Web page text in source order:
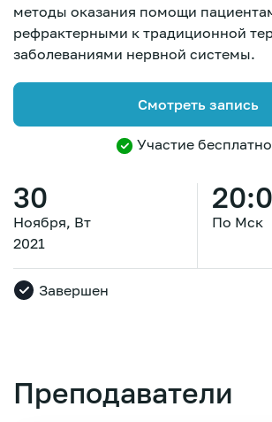
30
Ноября, Вт
2021
По Мск
Завершен
методы оказания помощи
рефрактерными к традиционной
заболеваниями нервной системы.
Смотреть запись
Участие
Преподаватели